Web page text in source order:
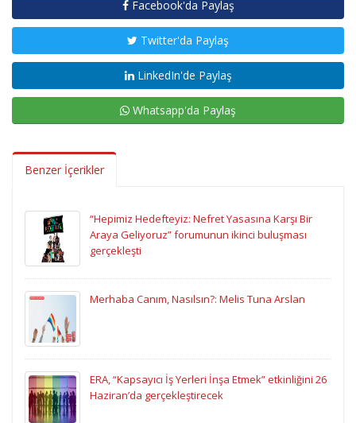
Facebook'da Paylaş
Twitter'da Paylaş
LinkedIn'de Paylaş
Whatsapp'da Paylaş
Benzer İçerikler
“Hepimiz Hedefteyiz: Nefret Yasasına Karşı Bir
Araya Geliyoruz” forumunun ikinci buluşması
gerçekleşti
Merhaba Canım, Nasılsın?: Melis Tuna Arslan
ERA, “Kapsayıcı İş Yerleri İnşa Etmek” etkinliğini 26
Haziran’da gerçekleştirecek